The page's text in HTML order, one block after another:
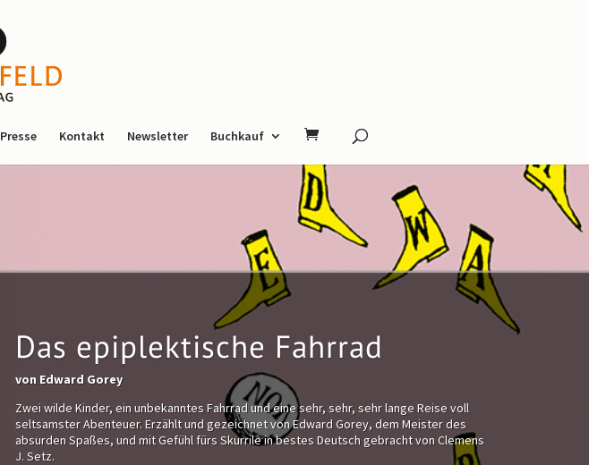
Presse Kontakt Newsletter Buchkauf
Das epiplektische Fahrrad
von Edward Gorey
Zwei wilde Kinder, ein unbekanntes Fahrrad und eine sehr, sehr, sehr lange Reise voll
seltsamster Abenteuer. Erzählt und gezeichnet von Edward Gorey, dem Meister des
absurden Spaßes, und mit Gefühl fürs Skurrile in bestes Deutsch gebracht von Clemens
J. Setz.